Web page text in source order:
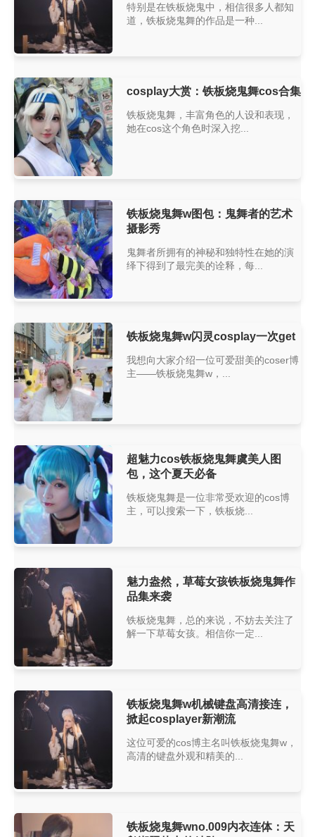
特别是在铁板烧鬼中，相信很多人都知
道，铁板烧鬼舞的作品是一种...
cosplay大赏：铁板烧鬼舞cos合集
铁板烧鬼舞，丰富角色的人设和表现，
她在cos这个角色时深入挖...
铁板烧鬼舞w图包：鬼舞者的艺术
摄影秀
鬼舞者所拥有的神秘和独特性在她的演
绎下得到了最完美的诠释，每...
铁板烧鬼舞w闪灵cosplay一次get
我想向大家介绍一位可爱甜美的coser博
主——铁板烧鬼舞w，...
超魅力cos铁板烧鬼舞虞美人图
包，这个夏天必备
铁板烧鬼舞是一位非常受欢迎的cos博
主，可以搜索一下，铁板烧...
魅力盎然，草莓女孩铁板烧鬼舞作
品集来袭
铁板烧鬼舞，总的来说，不妨去关注了
解一下草莓女孩。相信你一定...
铁板烧鬼舞w机械键盘高清接连，
掀起cosplayer新潮流
这位可爱的cos博主名叫铁板烧鬼舞w，
高清的键盘外观和精美的...
铁板烧鬼舞wno.009内衣连体：天